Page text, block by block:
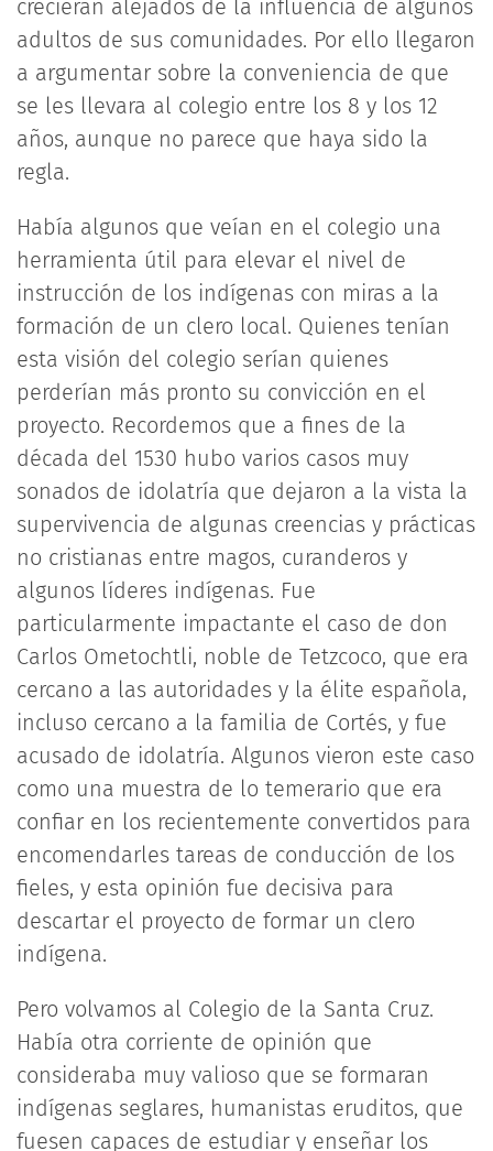
crecieran alejados de la influencia de algunos
adultos de sus comunidades. Por ello llegaron
a argumentar sobre la conveniencia de que
se les llevara al colegio entre los 8 y los 12
años, aunque no parece que haya sido la
regla.
Había algunos que veían en el colegio una
herramienta útil para elevar el nivel de
instrucción de los indígenas con miras a la
formación de un clero local. Quienes tenían
esta visión del colegio serían quienes
perderían más pronto su convicción en el
proyecto. Recordemos que a fines de la
década del 1530 hubo varios casos muy
sonados de idolatría que dejaron a la vista la
supervivencia de algunas creencias y prácticas
no cristianas entre magos, curanderos y
algunos líderes indígenas. Fue
particularmente impactante el caso de don
Carlos Ometochtli, noble de Tetzcoco, que era
cercano a las autoridades y la élite española,
incluso cercano a la familia de Cortés, y fue
acusado de idolatría. Algunos vieron este caso
como una muestra de lo temerario que era
confiar en los recientemente convertidos para
encomendarles tareas de conducción de los
fieles, y esta opinión fue decisiva para
descartar el proyecto de formar un clero
indígena.
Pero volvamos al Colegio de la Santa Cruz.
Había otra corriente de opinión que
consideraba muy valioso que se formaran
indígenas seglares, humanistas eruditos, que
fuesen capaces de estudiar y enseñar los